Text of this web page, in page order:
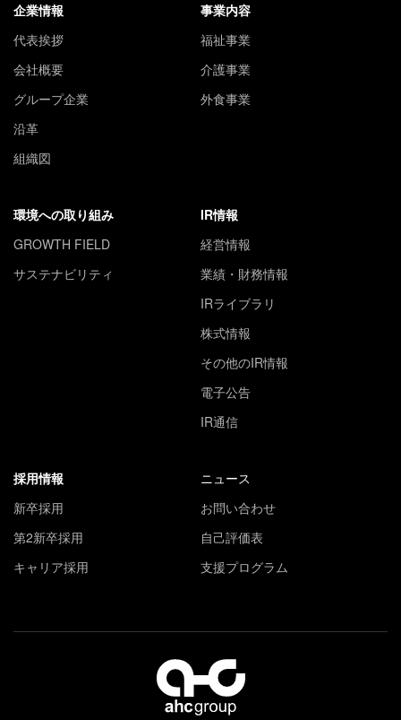
企業情報
代表挨拶
会社概要
グループ企業
沿革
組織図
事業内容
福祉事業
介護事業
外食事業
環境への取り組み
GROWTH FIELD
サステナビリティ
IR情報
経営情報
業績・財務情報
IRライブラリ
株式情報
その他のIR情報
電子公告
IR通信
採用情報
新卒採用
第2新卒採用
キャリア採用
ニュース
お問い合わせ
自己評価表
支援プログラム